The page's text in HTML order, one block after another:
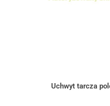
Uchwyt tarcza